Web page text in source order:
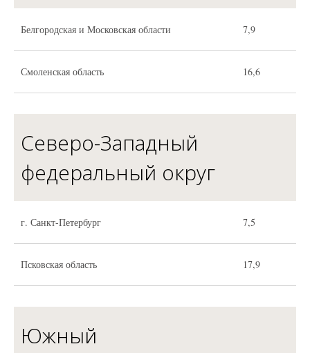
Белгородская и Московская области 7,9
Смоленская область 16,6
Северо-Западный
федеральный округ
г. Санкт-Петербург 7,5
Псковская область 17,9
Южный